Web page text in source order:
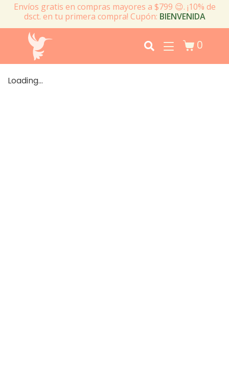
Envíos gratis en compras mayores a $799 😉. ¡10% de
dsct. en tu primera compra! Cupón: BIENVENIDA
0
Loading...